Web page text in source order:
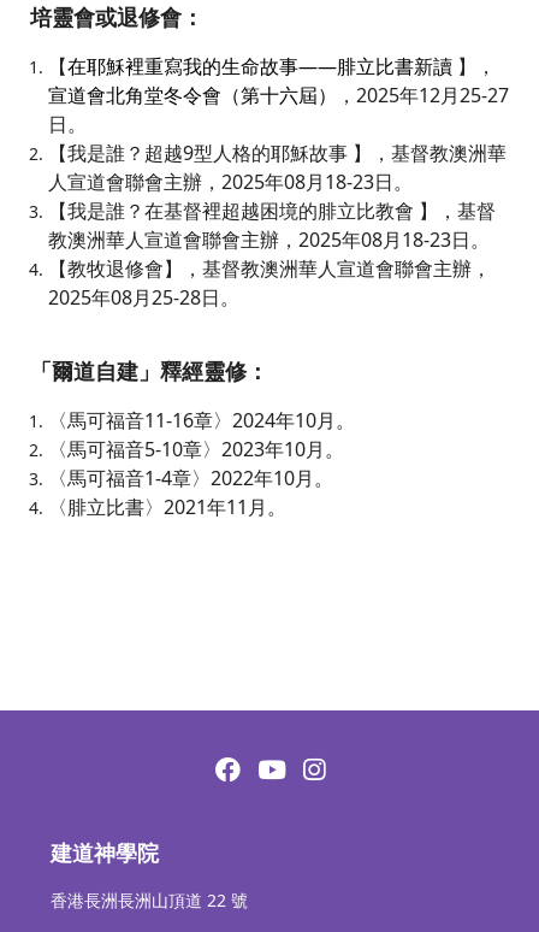
培靈會或退修會：
【在耶穌裡重寫我的生命故事——腓立比書新讀】，
宣道會北角堂冬令會（第十六屆）
，2025年12月25-27
日。
【我是誰？超越9型人格的耶穌故事 】，基督教澳洲華
人宣道會聯會主辦，2025年08月18-23日。
【我是誰？在基督裡超越困境的腓立比教會 】，基督
教澳洲華人宣道會聯會主辦，2025年08月18-23日。
【教牧退修會】，基督教澳洲華人宣道會聯會主辦，
2025年08月25-28日。
「爾道自建」釋經靈修：
〈馬可福音11-16章〉2024年10月。
〈馬可福音5-10章〉2023年10月。
〈馬可福音1-4章〉2022年10月。
〈腓立比書〉2021年11月。
建道神學院
香港長洲長洲山頂道 22 號